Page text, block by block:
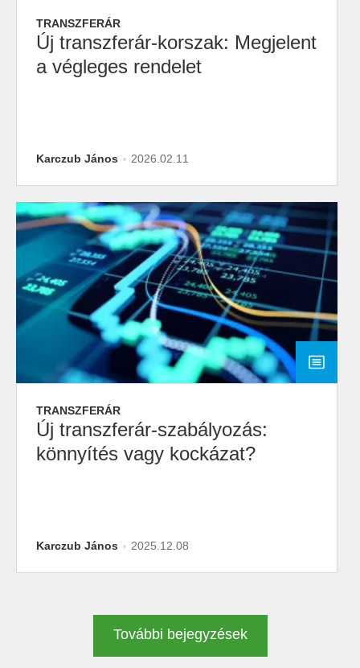
TRANSZFERÁR
Új transzferár-korszak: Megjelent
a végleges rendelet
Karczub János 2026.02.11
TRANSZFERÁR
Új transzferár-szabályozás:
könnyítés vagy kockázat?
Karczub János 2025.12.08
További bejegyzések